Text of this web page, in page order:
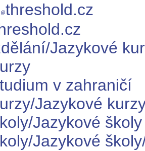
threshold.cz
Jazykové
v zahraničí
Jazykové
Jazykové školy
Jazykové